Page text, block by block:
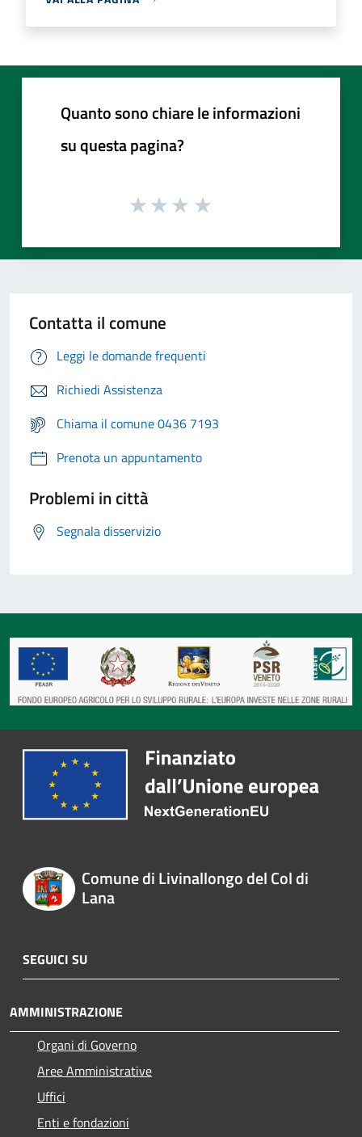
Quanto sono chiare le informazioni
su questa pagina?
Contatta il comune
Leggi le domande frequenti
Richiedi Assistenza
Chiama il comune 0436 7193
Prenota un appuntamento
Problemi in città
Segnala disservizio
Comune di Livinallongo del Col di
Lana
SEGUICI SU
AMMINISTRAZIONE
Organi di Governo
Aree Amministrative
Uffici
Enti e fondazioni